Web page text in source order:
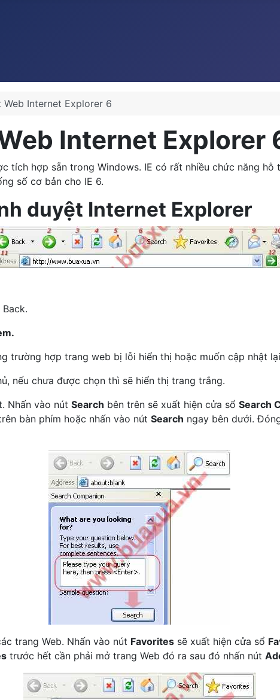
Internet Explorer 6
Internet Explorer
tích hợp sẵn trong Windows. IE có rất nhiều chức năng
số cơ bản cho IE 6.
duyệt Internet Explorer
trường hợp trang web bị lỗi hiển thị hoặc muốn cập nhật
nếu chưa được chọn thì sẽ hiển thị trang trắng.
Nhấn vào nút Search bên trên sẽ xuất hiện cửa sổ Search
bàn phím hoặc nhấn vào nút Search ngay bên dưới.
trang Web. Nhấn vào nút Favorites sẽ xuất hiện cửa sổ
trước hết cần phải mở trang Web đó ra sau đó nhấn nút